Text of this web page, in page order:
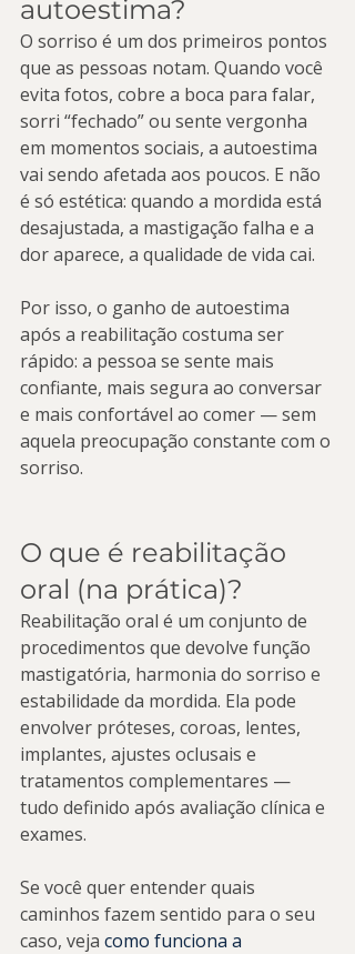
autoestima?
O sorriso é um dos primeiros pontos
que as pessoas notam. Quando você
evita fotos, cobre a boca para falar,
sorri “fechado” ou sente vergonha
em momentos sociais, a autoestima
vai sendo afetada aos poucos. E não
é só estética: quando a mordida está
desajustada, a mastigação falha e a
dor aparece, a qualidade de vida cai.
Por isso, o ganho de autoestima
após a reabilitação costuma ser
rápido: a pessoa se sente mais
confiante, mais segura ao conversar
e mais confortável ao comer — sem
aquela preocupação constante com o
sorriso.
O que é reabilitação
oral (na prática)?
Reabilitação oral é um conjunto de
procedimentos que devolve função
mastigatória, harmonia do sorriso e
estabilidade da mordida. Ela pode
envolver próteses, coroas, lentes,
implantes, ajustes oclusais e
tratamentos complementares —
tudo definido após avaliação clínica e
exames.
Se você quer entender quais
caminhos fazem sentido para o seu
caso, veja como funciona a